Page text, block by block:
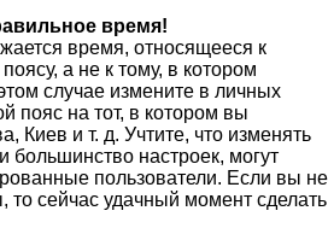
время!
время, относящееся к
а не к тому, в котором
случае измените в личных
пояс на тот, в котором вы
Киев и т. д. Учтите, что изменять
большинство настроек, могут
пользователи. Если вы не
то сейчас удачный момент сделать